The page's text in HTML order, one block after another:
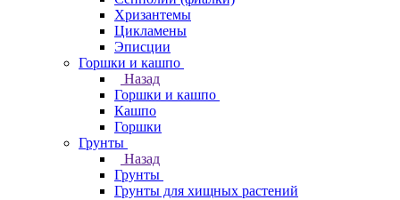
Хризантемы
Цикламены
Эписции
Горшки и кашпо
Назад
Горшки и кашпо
Кашпо
Горшки
Грунты
Назад
Грунты
Грунты для хищных растений